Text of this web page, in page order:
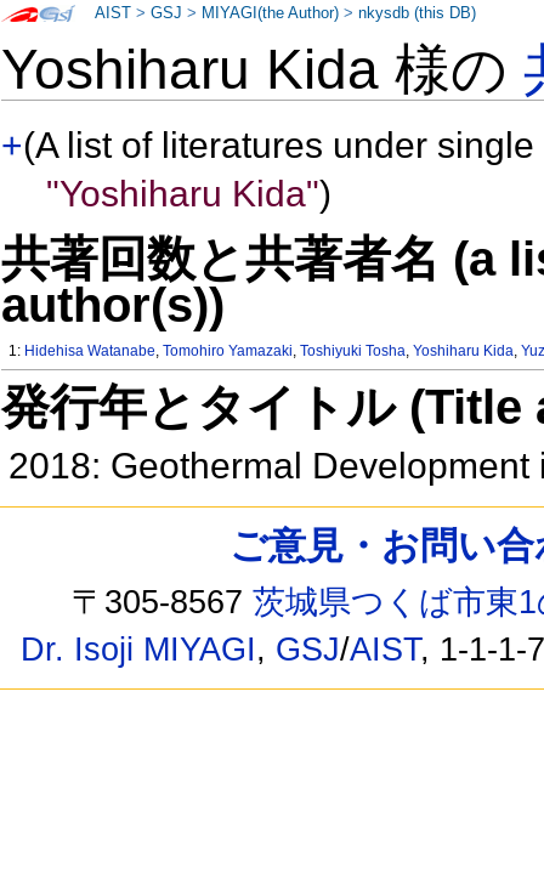
Yoshiharu Kida 様の
+(A list of literatures under
"Yoshiharu Kida")
共著回数と共著者名 (a
author(s))
1: Hidehisa Watanabe,Tomohiro Yamazaki,Toshiyuki Tosha,Yoshiharu Kida,
発行年とタイトル
2018: Geothermal
AIST >GSJ > MIYAGI(the Author) >nkysdb (this DB)
ご意見・お問い
〒305-8567茨城県つくば市東
Dr. Isoji MIYAGI, GSJ/AIST, 1-1-1-